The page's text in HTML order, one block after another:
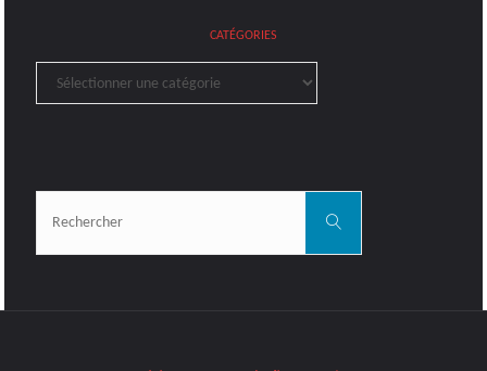
CATÉGORIES
Catégories
Rechercher